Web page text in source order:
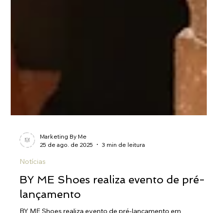
Marketing By Me
25 de ago. de 2025
3 min de leitura